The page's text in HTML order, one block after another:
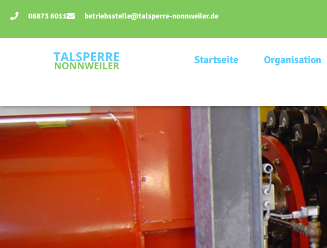
06873 6011 betriebsstelle@talsperre-nonnweiler.de
Startseite Organisation